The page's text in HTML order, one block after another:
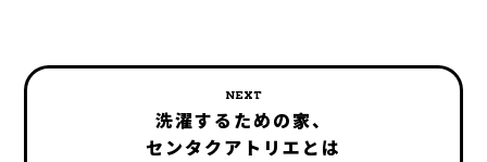
NEXT
洗濯するための家、
センタクアトリエとは